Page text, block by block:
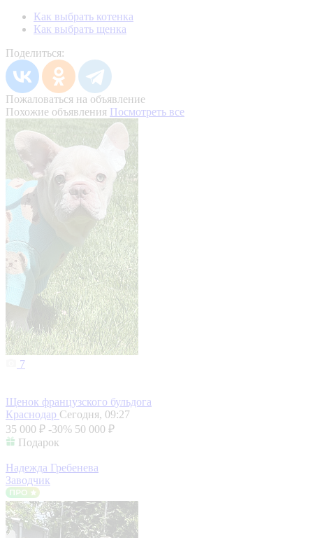
Как выбрать котенка
Как выбрать щенка
Поделиться:
Пожаловаться на объявление
Похожие объявления Посмотреть все
7
Щенок французского бульдога
Краснодар Сегодня, 09:27
35 000 ₽ -30% 50 000 ₽
Подарок
Надежда Гребенева
Заводчик